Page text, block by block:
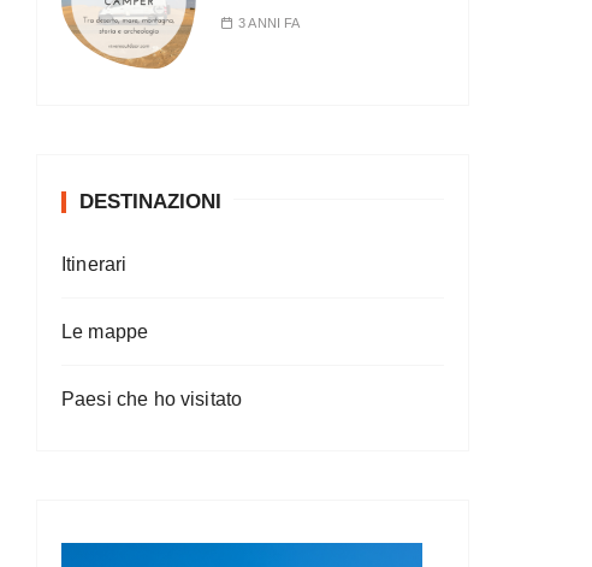
3 ANNI FA
DESTINAZIONI
Itinerari
Le mappe
Paesi che ho visitato